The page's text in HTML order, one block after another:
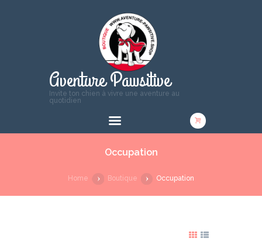
Aventure Pawsitive
Invite ton chien à vivre une aventure au
quotidien
Occupation
Home Boutique Occupation